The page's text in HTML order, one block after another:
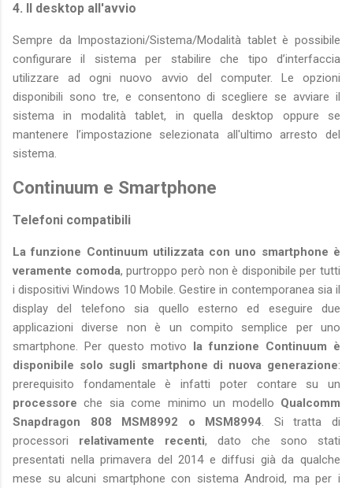
4. Il desktop all'avvio
Sempre da Impostazioni/Sistema/Modalità tablet è possibile
configurare il sistema per stabilire che tipo d’interfaccia
utilizzare ad ogni nuovo avvio del computer. Le opzioni
disponibili sono tre, e consentono di scegliere se avviare il
sistema in modalità tablet, in quella desktop oppure se
mantenere l’impostazione selezionata all'ultimo arresto del
sistema.
Continuum e Smartphone
Telefoni compatibili
La funzione Continuum utilizzata con uno smartphone è
veramente comoda, purtroppo però non è disponibile per tutti
i dispositivi Windows 10 Mobile. Gestire in contemporanea sia il
display del telefono sia quello esterno ed eseguire due
applicazioni diverse non è un compito semplice per uno
smartphone. Per questo motivo
la funzione Continuum è
disponibile solo sugli smartphone di nuova generazione:
prerequisito fondamentale è infatti poter contare su un
processore che sia come minimo un modello Qualcomm
Snapdragon 808 MSM8992 o MSM8994. Si tratta di
processori relativamente recenti, dato che sono stati
presentati nella primavera del 2014 e diffusi già da qualche
mese su alcuni smartphone con sistema Android, ma per i